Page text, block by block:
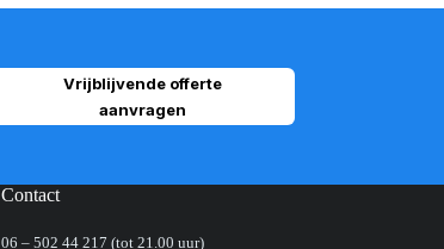
Vrijblijvende offerte
aanvragen
Contact
06 – 502 44 217 (tot 21.00 uur)